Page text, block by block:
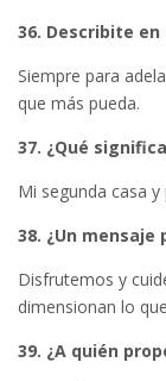
36. Describite
Siempre para
que más pueda.
37. ¿Qué
Mi segunda casa
38. ¿Un
Disfrutemos y
dimensionan lo
39. ¿A quién